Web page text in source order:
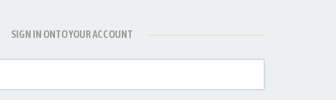
SIGN IN ONTO YOUR ACCOUNT